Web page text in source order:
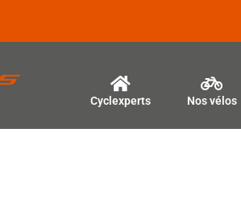
Cyclexperts Nos vélos